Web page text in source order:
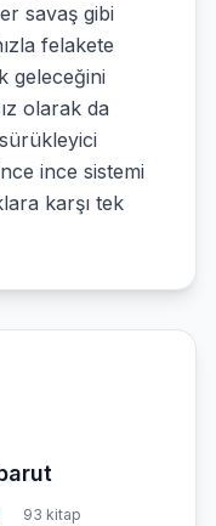
savaş gibi
felakete
geleceğini
olarak da
ince sistemi
karşı tek
93 kitap